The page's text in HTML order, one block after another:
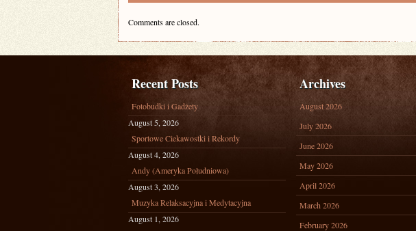
Comments are closed.
Recent Posts
Fotobudki i Gadżety
August 5, 2026
Sportowe Ciekawostki i Rekordy
August 4, 2026
Andy (Ameryka Południowa)
August 3, 2026
Muzyka Relaksacyjna i Medytacyjna
August 1, 2026
Archives
August 2026
July 2026
June 2026
May 2026
April 2026
March 2026
February 2026